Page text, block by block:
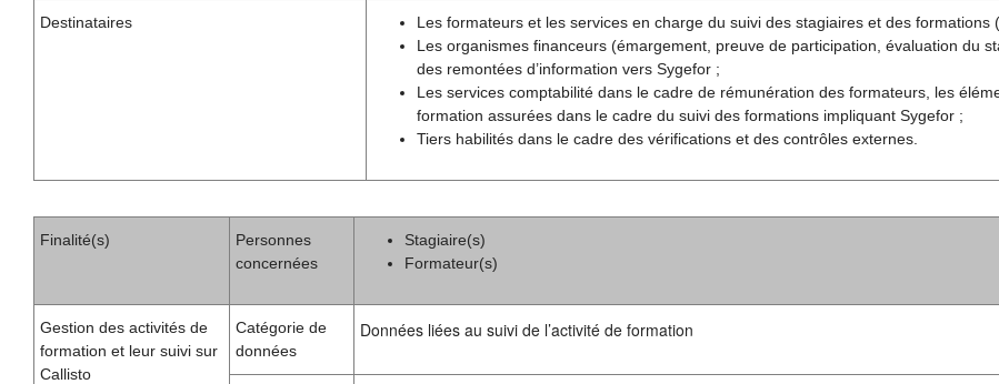
Destinataires
Les formateurs et les services en charge du suivi des stagiaires et des formations
Les organismes financeurs (émargement, preuve de participation, évaluation du
des remontées d’information vers Sygefor ;
Les services comptabilité dans le cadre de rémunération des formateurs, les
formation assurées dans le cadre du suivi des formations impliquant Sygefor ;
Tiers habilités dans le cadre des vérifications et des contrôles externes.
Finalité(s)
Personnes
concernées
Stagiaire(s)
Formateur(s)
Gestion des activités de
formation et leur suivi sur
Callisto
Catégorie de
données
Données liées au suivi de l’activité de formation